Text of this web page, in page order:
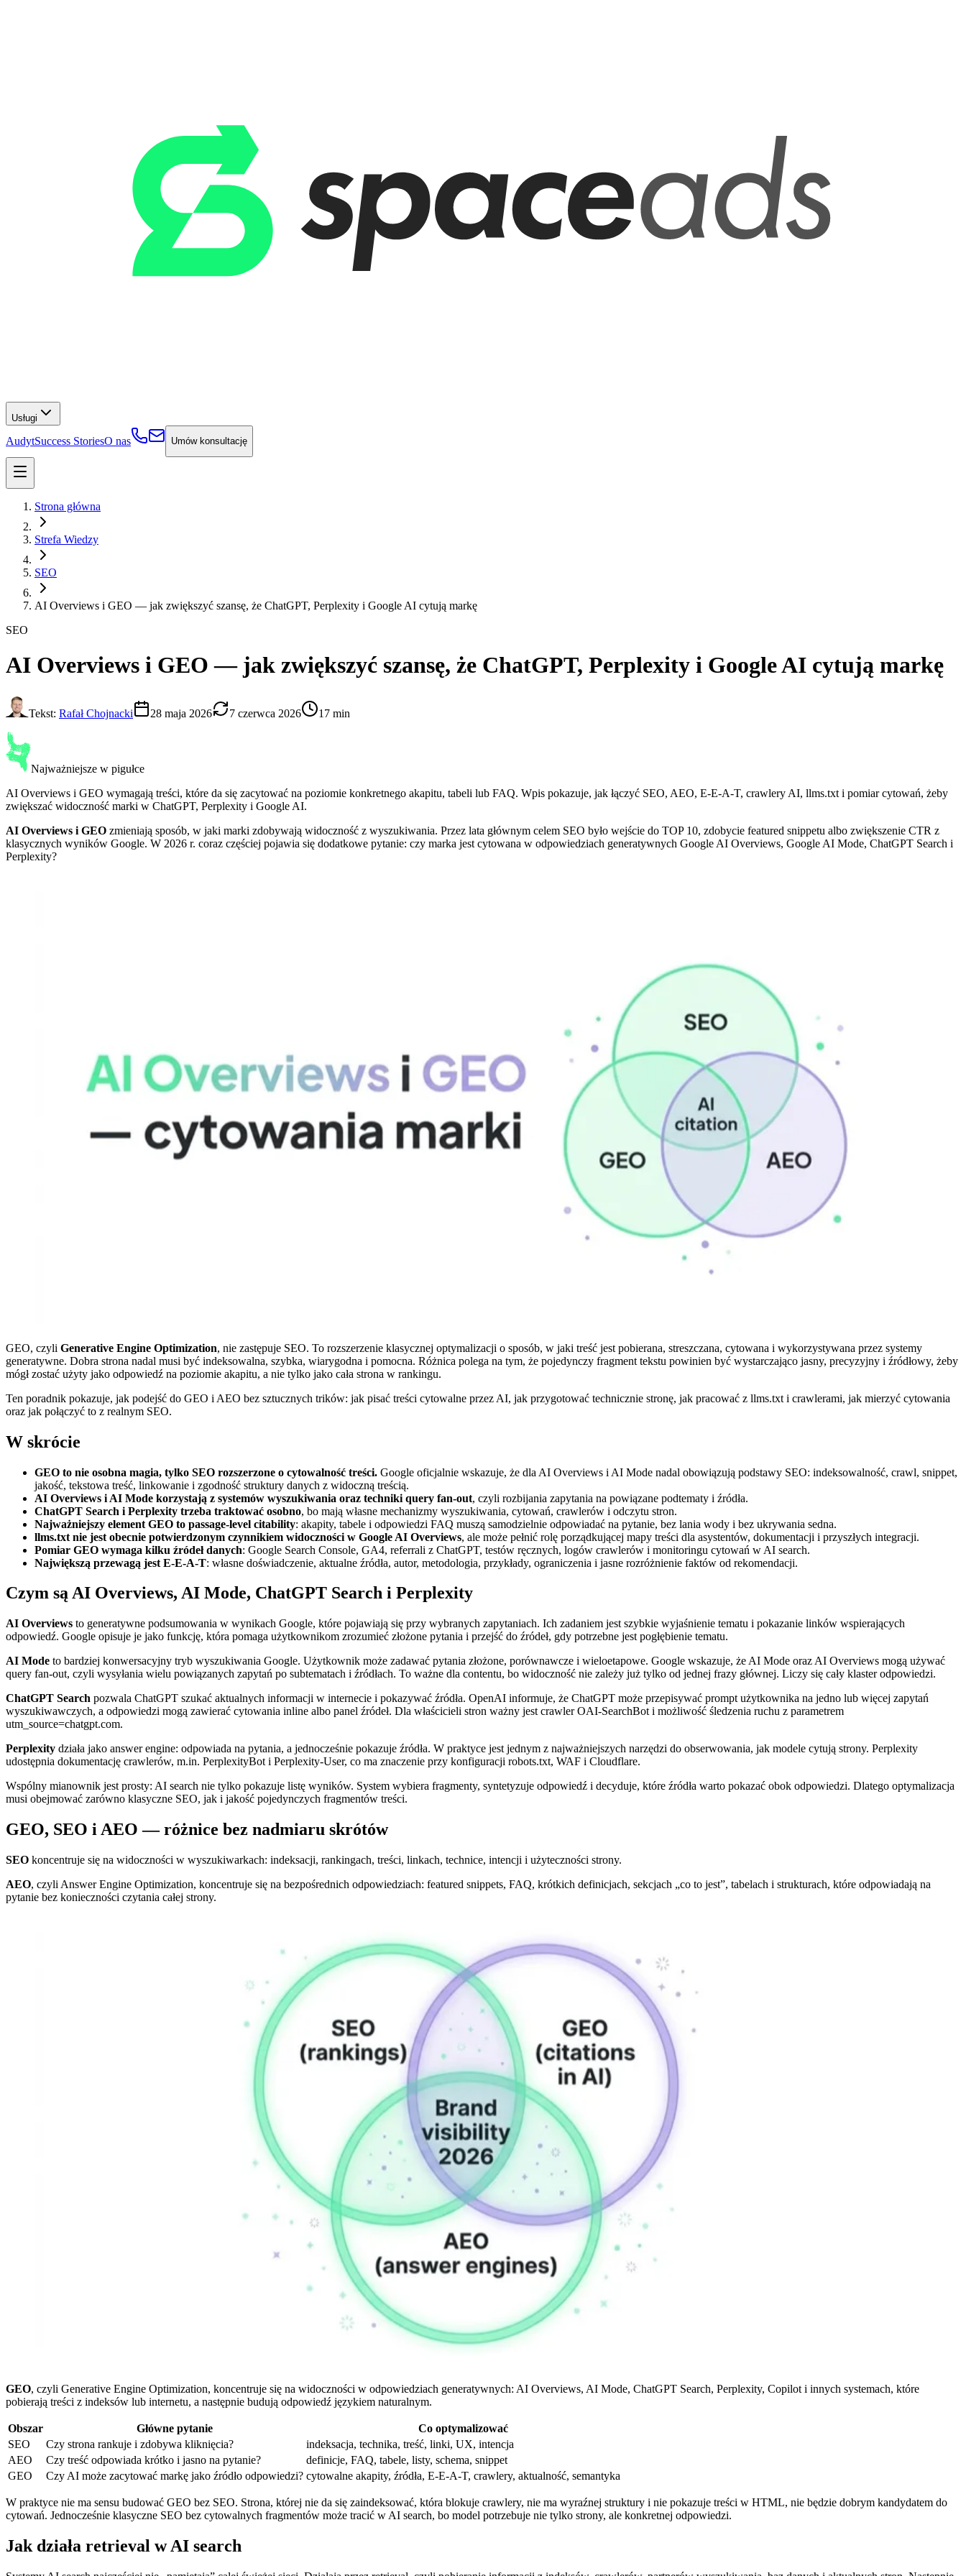
Usługi
AudytSuccess StoriesO nas Umów konsultację
Strona główna
Strefa Wiedzy
SEO
AI Overviews i GEO — jak zwiększyć szansę, że ChatGPT, Perplexity i Google AI cytują markę
SEO
AI Overviews i GEO — jak zwiększyć szansę, że ChatGPT, Perplexity i Google AI cytują markę
Tekst: Rafał Chojnacki 28 maja 2026 7 czerwca 2026 17 min
Najważniejsze w pigułce
AI Overviews i GEO wymagają treści, które da się zacytować na poziomie konkretnego akapitu, tabeli lub FAQ. Wpis pokazuje, jak łączyć SEO, AEO, E-E-A-T, crawlery AI, llms.txt i pomiar cytowań, żeby
zwiększać widoczność marki w ChatGPT, Perplexity i Google AI.
AI Overviews i GEO zmieniają sposób, w jaki marki zdobywają widoczność z wyszukiwania. Przez lata głównym celem SEO było wejście do TOP 10, zdobycie featured snippetu albo zwiększenie CTR z
klasycznych wyników Google. W 2026 r. coraz częściej pojawia się dodatkowe pytanie: czy marka jest cytowana w odpowiedziach generatywnych Google AI Overviews, Google AI Mode, ChatGPT Search i
Perplexity?
GEO, czyli Generative Engine Optimization, nie zastępuje SEO. To rozszerzenie klasycznej optymalizacji o sposób, w jaki treść jest pobierana, streszczana, cytowana i wykorzystywana przez systemy
generatywne. Dobra strona nadal musi być indeksowalna, szybka, wiarygodna i pomocna. Różnica polega na tym, że pojedynczy fragment tekstu powinien być wystarczająco jasny, precyzyjny i źródłowy, żeby
mógł zostać użyty jako odpowiedź na poziomie akapitu, a nie tylko jako cała strona w rankingu.
Ten poradnik pokazuje, jak podejść do GEO i AEO bez sztucznych trików: jak pisać treści cytowalne przez AI, jak przygotować technicznie stronę, jak pracować z llms.txt i crawlerami, jak mierzyć cytowania
oraz jak połączyć to z realnym SEO.
W skrócie
GEO to nie osobna magia, tylko SEO rozszerzone o cytowalność treści. Google oficjalnie wskazuje, że dla AI Overviews i AI Mode nadal obowiązują podstawy SEO: indeksowalność, crawl, snippet,
jakość, tekstowa treść, linkowanie i zgodność struktury danych z widoczną treścią.
AI Overviews i AI Mode korzystają z systemów wyszukiwania oraz techniki query fan-out, czyli rozbijania zapytania na powiązane podtematy i źródła.
ChatGPT Search i Perplexity trzeba traktować osobno, bo mają własne mechanizmy wyszukiwania, cytowań, crawlerów i odczytu stron.
Najważniejszy element GEO to passage-level citability: akapity, tabele i odpowiedzi FAQ muszą samodzielnie odpowiadać na pytanie, bez lania wody i bez ukrywania sedna.
llms.txt nie jest obecnie potwierdzonym czynnikiem widoczności w Google AI Overviews, ale może pełnić rolę porządkującej mapy treści dla asystentów, dokumentacji i przyszłych integracji.
Pomiar GEO wymaga kilku źródeł danych: Google Search Console, GA4, referrali z ChatGPT, testów ręcznych, logów crawlerów i monitoringu cytowań w AI search.
Największą przewagą jest E-E-A-T: własne doświadczenie, aktualne źródła, autor, metodologia, przykłady, ograniczenia i jasne rozróżnienie faktów od rekomendacji.
Czym są AI Overviews, AI Mode, ChatGPT Search i Perplexity
AI Overviews to generatywne podsumowania w wynikach Google, które pojawiają się przy wybranych zapytaniach. Ich zadaniem jest szybkie wyjaśnienie tematu i pokazanie linków wspierających
odpowiedź. Google opisuje je jako funkcję, która pomaga użytkownikom zrozumieć złożone pytania i przejść do źródeł, gdy potrzebne jest pogłębienie tematu.
AI Mode to bardziej konwersacyjny tryb wyszukiwania Google. Użytkownik może zadawać pytania złożone, porównawcze i wieloetapowe. Google wskazuje, że AI Mode oraz AI Overviews mogą używać
query fan-out, czyli wysyłania wielu powiązanych zapytań po subtematach i źródłach. To ważne dla contentu, bo widoczność nie zależy już tylko od jednej frazy głównej. Liczy się cały klaster odpowiedzi.
ChatGPT Search pozwala ChatGPT szukać aktualnych informacji w internecie i pokazywać źródła. OpenAI informuje, że ChatGPT może przepisywać prompt użytkownika na jedno lub więcej zapytań
wyszukiwawczych, a odpowiedzi mogą zawierać cytowania inline albo panel źródeł. Dla właścicieli stron ważny jest crawler OAI-SearchBot i możliwość śledzenia ruchu z parametrem
utm_source=chatgpt.com.
Perplexity działa jako answer engine: odpowiada na pytania, a jednocześnie pokazuje źródła. W praktyce jest jednym z najważniejszych narzędzi do obserwowania, jak modele cytują strony. Perplexity
udostępnia dokumentację crawlerów, m.in. PerplexityBot i Perplexity-User, co ma znaczenie przy konfiguracji robots.txt, WAF i Cloudflare.
Wspólny mianownik jest prosty: AI search nie tylko pokazuje listę wyników. System wybiera fragmenty, syntetyzuje odpowiedź i decyduje, które źródła warto pokazać obok odpowiedzi. Dlatego optymalizacja
musi obejmować zarówno klasyczne SEO, jak i jakość pojedynczych fragmentów treści.
GEO, SEO i AEO — różnice bez nadmiaru skrótów
SEO koncentruje się na widoczności w wyszukiwarkach: indeksacji, rankingach, treści, linkach, technice, intencji i użyteczności strony.
AEO, czyli Answer Engine Optimization, koncentruje się na bezpośrednich odpowiedziach: featured snippets, FAQ, krótkich definicjach, sekcjach „co to jest”, tabelach i strukturach, które odpowiadają na
pytanie bez konieczności czytania całej strony.
GEO, czyli Generative Engine Optimization, koncentruje się na widoczności w odpowiedziach generatywnych: AI Overviews, AI Mode, ChatGPT Search, Perplexity, Copilot i innych systemach, które
pobierają treści z indeksów lub internetu, a następnie budują odpowiedź językiem naturalnym.
Obszar Główne pytanie
Co optymalizować
SEO
Czy strona rankuje i zdobywa kliknięcia?
indeksacja, technika, treść, linki, UX, intencja
AEO
Czy treść odpowiada krótko i jasno na pytanie?
definicje, FAQ, tabele, listy, schema, snippet
GEO
Czy AI może zacytować markę jako źródło odpowiedzi? cytowalne akapity, źródła, E-E-A-T, crawlery, aktualność, semantyka
W praktyce nie ma sensu budować GEO bez SEO. Strona, której nie da się zaindeksować, która blokuje crawlery, nie ma wyraźnej struktury i nie pokazuje treści w HTML, nie będzie dobrym kandydatem do
cytowań. Jednocześnie klasyczne SEO bez cytowalnych fragmentów może tracić w AI search, bo model potrzebuje nie tylko strony, ale konkretnej odpowiedzi.
Jak działa retrieval w AI search